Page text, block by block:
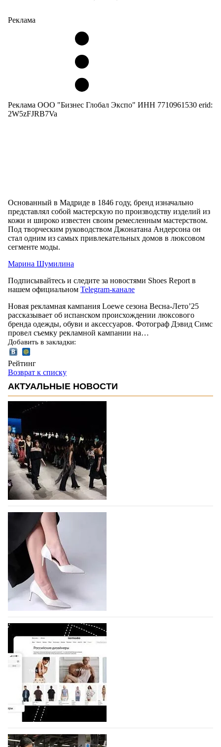
Реклама
Реклама ООО "Бизнес Глобал Экспо" ИНН 7710961530 erid:
2W5zFJRB7Va
Основанный в Мадриде в 1846 году, бренд изначально
представлял собой мастерскую по производству изделий из
кожи и широко известен своим ремесленным мастерством.
Под творческим руководством Джонатана Андерсона он
стал одним из самых привлекательных домов в люксовом
сегменте моды.
Марина Шумилина
Подписывайтесь и следите за новостями Shoes Report в
нашем официальном Telegram-канале
Новая рекламная кампания Loewe сезона Весна-Лето’25
рассказывает об испанском происхождении люксового
бренда одежды, обуви и аксессуаров. Фотограф Дэвид Симс
провел съемку рекламной кампании на…
Добавить в закладки:
Рейтинг
Возврат к списку
АКТУАЛЬНЫЕ НОВОСТИ
На участие в Московской неделе моды
подано 1047 заявок
На участие в седьмой Московской неделе моды,
которая пройдет в российской столице с 26 сентября
по 1 октября, уже подано 1047 заявок. Примерно
половину из них (494) прислали дизайнеры,
коллекции которых не были представлены в…
07.08.2026 454
BALLINA представит свои новинки на Euro
Shoes
Компания BALLINA Guangzhou Lihuang Footwear
Co., Ltd., основанная в 2011 году и расположенная в
Гуанчжоу, столице моды Китая, является
профессиональной обувной компанией,
объединяющей разработку, производство и…
07.08.2026 316
На платформе Lamoda - новый раздел и